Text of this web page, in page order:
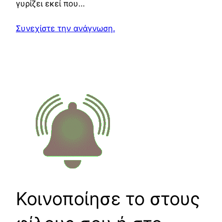
γυρίζει εκεί που…
Συνεχίστε την ανάγνωση.
Κοινοποίησε το στους